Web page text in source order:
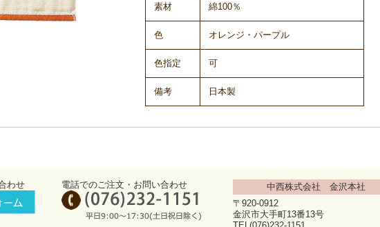
素材 綿100％
色 オレンジ・パープル
色指定 可
備考 日本製
わせ 電話でのご注文・お問い合わせ
中西株式会社 金沢本社
〒920-0912
金沢市大手町13番13号